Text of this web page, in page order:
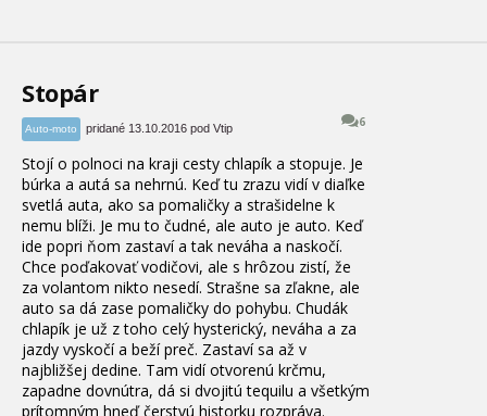
Stopár
6
Auto-moto pridané 13.10.2016 pod Vtip
Stojí o polnoci na kraji cesty chlapík a stopuje. Je
búrka a autá sa nehrnú. Keď tu zrazu vidí v diaľke
svetlá auta, ako sa pomaličky a strašidelne k
nemu blíži. Je mu to čudné, ale auto je auto. Keď
ide popri ňom zastaví a tak neváha a naskočí.
Chce poďakovať vodičovi, ale s hrôzou zistí, že
za volantom nikto nesedí. Strašne sa zľakne, ale
auto sa dá zase pomaličky do pohybu. Chudák
chlapík je už z toho celý hysterický, neváha a za
jazdy vyskočí a beží preč. Zastaví sa až v
najbližšej dedine. Tam vidí otvorenú krčmu,
zapadne dovnútra, dá si dvojitú tequilu a všetkým
prítomným hneď čerstvú historku rozpráva.